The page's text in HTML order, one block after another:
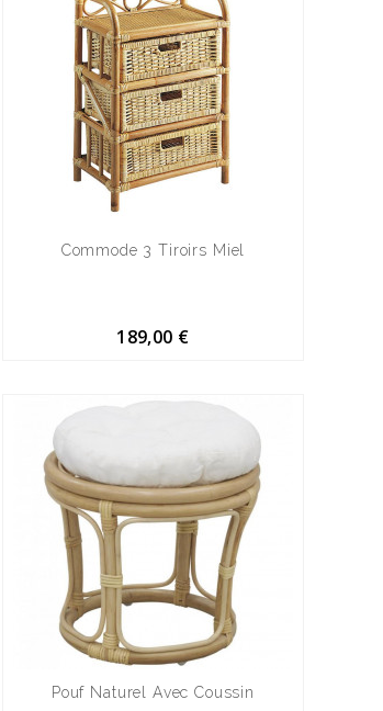
Commode 3 Tiroirs Miel
189,00 €
Pouf Naturel Avec Coussin